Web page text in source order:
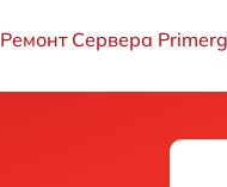
Ремонт Сервера